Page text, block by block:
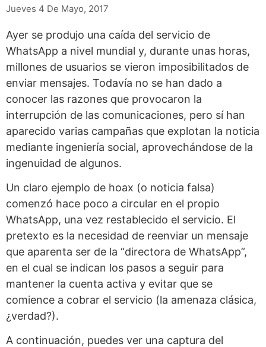
Jueves 4 De Mayo, 2017
Ayer se produjo una caída del servicio de
WhatsApp a nivel mundial y, durante unas horas,
millones de usuarios se vieron imposibilitados de
enviar mensajes. Todavía no se han dado a
conocer las razones que provocaron la
interrupción de las comunicaciones, pero sí han
aparecido varias campañas que explotan la noticia
mediante ingeniería social, aprovechándose de la
ingenuidad de algunos.
Un claro ejemplo de hoax (o noticia falsa)
comenzó hace poco a circular en el propio
WhatsApp, una vez restablecido el servicio. El
pretexto es la necesidad de reenviar un mensaje
que aparenta ser de la “directora de WhatsApp”,
en el cual se indican los pasos a seguir para
mantener la cuenta activa y evitar que se
comience a cobrar el servicio (la amenaza clásica,
¿verdad?).
A continuación, puedes ver una captura del